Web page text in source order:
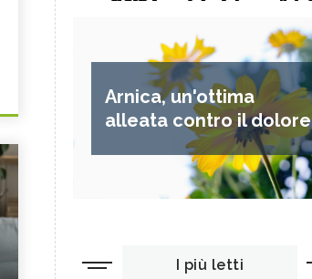
Arnica, un'ottima
alleata contro il dolore
I più letti